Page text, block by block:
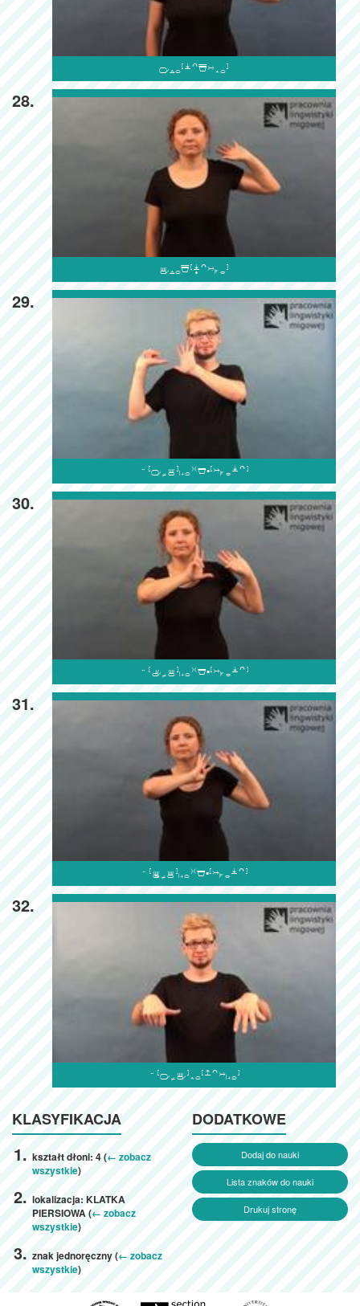

28.

29.

30.

31.

32.

KLASYFIKACJA
kształt dłoni: 4 (← zobacz
wszystkie)
lokalizacja: KLATKA
PIERSIOWA (← zobacz
wszystkie)
znak jednoręczny (← zobacz
wszystkie)
DODATKOWE
Dodaj do nauki
Lista znaków do nauki
Drukuj stronę